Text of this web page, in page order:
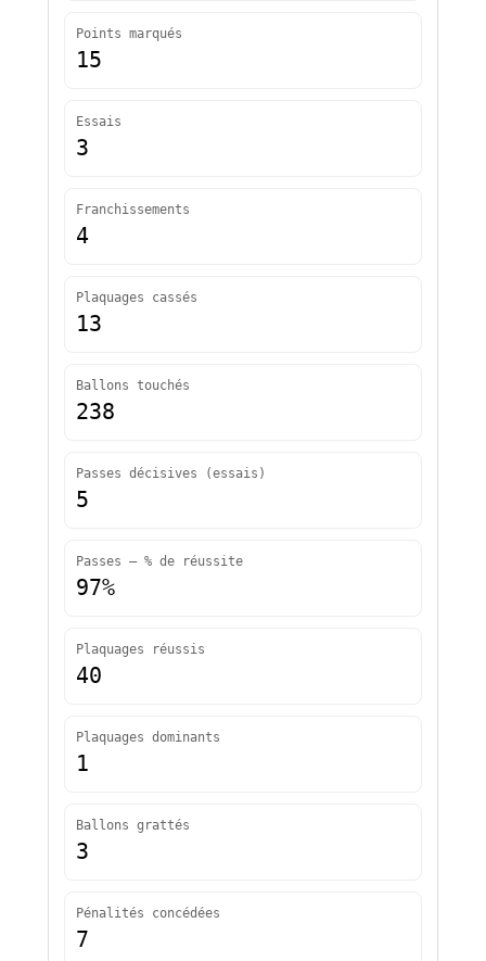
Points marqués
15
Essais
3
Franchissements
4
Plaquages cassés
13
Ballons touchés
238
Passes décisives (essais)
5
Passes — % de réussite
97%
Plaquages réussis
40
Plaquages dominants
1
Ballons grattés
3
Pénalités concédées
7